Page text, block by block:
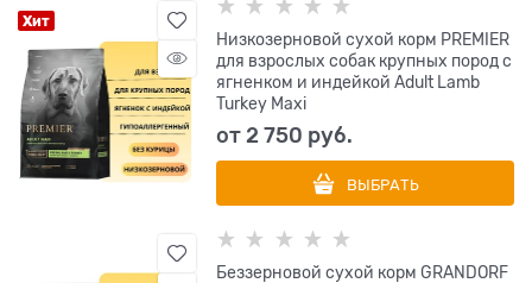
Хит
Низкозерновой сухой корм PREMIER
для взрослых собак крупных пород с
ягненком и индейкой Adult Lamb
Turkey Maxi
от2 750 руб.
ВЫБРАТЬ
Беззерновой сухой корм GRANDORF